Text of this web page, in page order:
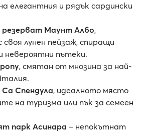
елегантния и рядък сардински
резерват Маунт Албо,
своя лунен пейзаж, спиращи
невероятни пътеки.
, смятан от мнозина за най-
Спендула, идеалното място
на туризма или пък за семеен
парк Асинара – непокътнат